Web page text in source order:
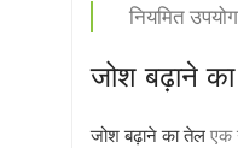
नियमित
जोश बढ़ाने
जोश बढ़ाने का तेल एक